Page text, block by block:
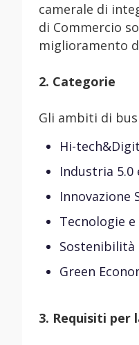
camerale di
di Commercio
miglioramento
2. Categorie
Gli ambiti di
Hi-
Industria
Innovazione
Tecnologie
Sostenibilità
Green
3. Requisiti per